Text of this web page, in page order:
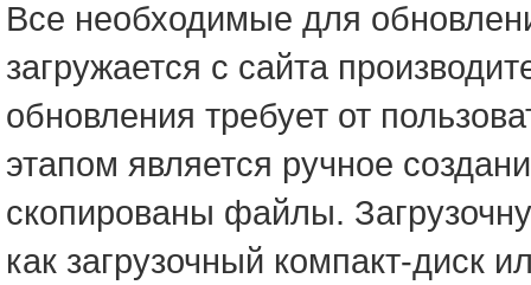
Все необходимые для
загружается с сайта
обновления требует от
этапом является ручное
скопированы файлы.
как загрузочный компакт-